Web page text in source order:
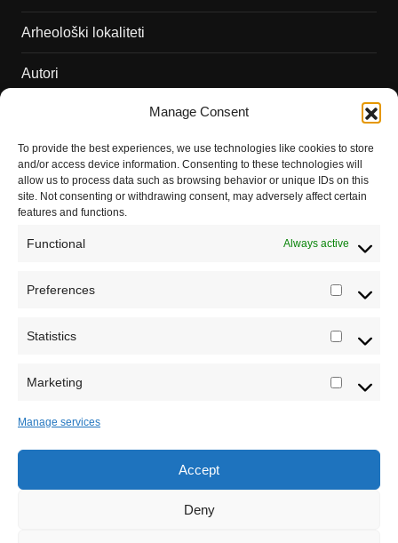
Manage Consent
To provide the best experiences, we use technologies like cookies to store
and/or access device information. Consenting to these technologies will
allow us to process data such as browsing behavior or unique IDs on this
site. Not consenting or withdrawing consent, may adversely affect certain
features and functions.
Functional Always active
Preferences
Statistics
Marketing
Manage services
Accept
Deny
Arheološki lokaliteti
Autori
Dešavanja
Kontakt
Misija sajta Sve o arheologiji
Sva prava zadržava Sve o arheologiji 2019-2026